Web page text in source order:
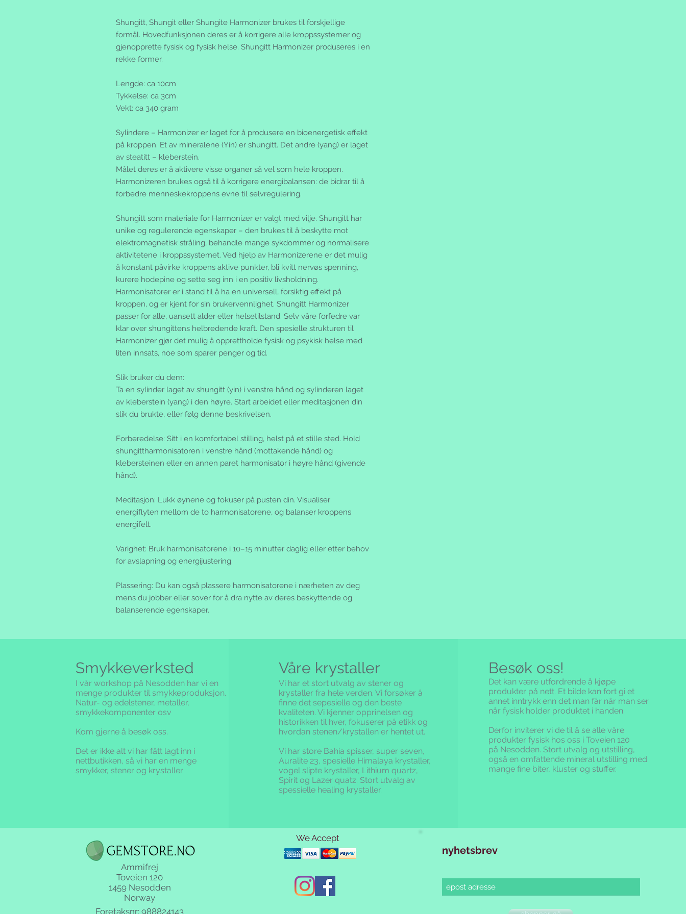
Shungitt, Shungit eller Shungite Harmonizer brukes til forskjellige
formål. Hovedfunksjonen deres er å korrigere alle kroppssystemer og
gjenopprette fysisk og fysisk helse. Shungitt Harmonizer produseres i en
rekke former.
Lengde: ca 10cm
Tykkelse: ca 3cm
Vekt: ca 340 gram
Sylindere – Harmonizer er laget for å produsere en bioenergetisk effekt
på kroppen. Et av mineralene (Yin) er shungitt. Det andre (yang) er laget
av steatitt – kleberstein.
Målet deres er å aktivere visse organer så vel som hele kroppen.
Harmonizeren brukes også til å korrigere energibalansen: de bidrar til å
forbedre menneskekroppens evne til selvregulering.
Shungitt som materiale for Harmonizer er valgt med vilje. Shungitt har
unike og regulerende egenskaper – den brukes til å beskytte mot
elektromagnetisk stråling, behandle mange sykdommer og normalisere
aktivitetene i kroppssystemet. Ved hjelp av Harmonizerene er det mulig
å konstant påvirke kroppens aktive punkter, bli kvitt nervøs spenning,
kurere hodepine og sette seg inn i en positiv livsholdning.
Harmonisatorer er i stand til å ha en universell, forsiktig effekt på
kroppen, og er kjent for sin brukervennlighet. Shungitt Harmonizer
passer for alle, uansett alder eller helsetilstand. Selv våre forfedre var
klar over shungittens helbredende kraft. Den spesielle strukturen til
Harmonizer gjør det mulig å opprettholde fysisk og psykisk helse med
liten innsats, noe som sparer penger og tid.
Slik bruker du dem:
Ta en sylinder laget av shungitt (yin) i venstre hånd og sylinderen laget
av kleberstein (yang) i den høyre. Start arbeidet eller meditasjonen din
slik du brukte, eller følg denne beskrivelsen.
Forberedelse: Sitt i en komfortabel stilling, helst på et stille sted. Hold
shungittharmonisatoren i venstre hånd (mottakende hånd) og
klebersteinen eller en annen paret harmonisator i høyre hånd (givende
hånd).
Meditasjon: Lukk øynene og fokuser på pusten din. Visualiser
energiflyten mellom de to harmonisatorene, og balanser kroppens
energifelt.
Varighet: Bruk harmonisatorene i 10–15 minutter daglig eller etter behov
for avslapning og energijustering.
Plassering: Du kan også plassere harmonisatorene i nærheten av deg
mens du jobber eller sover for å dra nytte av deres beskyttende og
balanserende egenskaper.
Smykkeverksted
I vår workshop på Nesodden har vi en
menge produkter til smykkeproduksjon.
Natur- og edelstener, metaller,
smykkekomponenter osv
Kom gjerne å besøk oss.
Det er ikke alt vi har fått lagt inn i
nettbutikken,så vi har en menge
smykker, stener og krystaller
Våre krystaller
Vi har et stort utvalg av stener og
krystaller fra hele verden. Vi forsøker å
finne det sepesielle og den beste
kvaliteten. Vi kjenner opprinelsen og
historikken til hver, fokuserer på etikk og
hvordan stenen/krystallen er hentet ut.
Vi har store Bahia spisser, super seven,
Auralite 23, spesielle Himalaya krystaller,
vogel slipte krystaller, Lithium quartz,
Spirit og Lazer quatz. Stort utvalg av
spessielle healing krystaller.
Besøk oss!
Det kan være utfordrende å kjøpe
produkter på nett. Et bilde kan fort gi et
annet inntrykk enn det man får når man ser
når fysisk holder produktet i handen.
Derfor inviterer vi de til å se alle våre
produkter fysisk hos oss i Toveien 120
på Nesodden. Stort utvalg og utstilling,
også en omfattende mineral utstilling med
mange fine biter, kluster og stuffer.
We Accept
nyhetsbrev
Ammifrej
Toveien 120
1459 Nesodden
Norway
Foretaksnr: 988824143